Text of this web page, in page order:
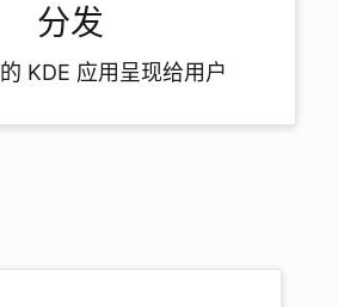
分发
KDE 应用呈现给用户